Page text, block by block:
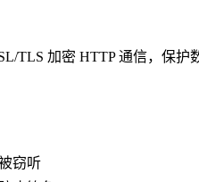
TLS 加密 HTTP 通信，保
窃听